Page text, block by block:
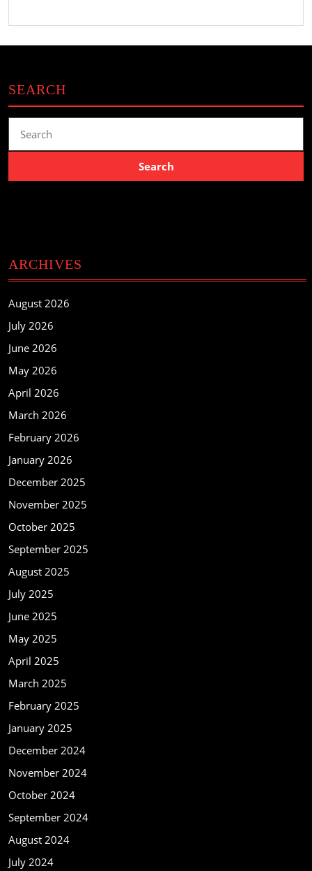
SEARCH
for:
ARCHIVES
August 2026
July 2026
June 2026
May 2026
April 2026
March 2026
February 2026
January 2026
December 2025
November 2025
October 2025
September 2025
August 2025
July 2025
June 2025
May 2025
April 2025
March 2025
February 2025
January 2025
December 2024
November 2024
October 2024
September 2024
August 2024
July 2024